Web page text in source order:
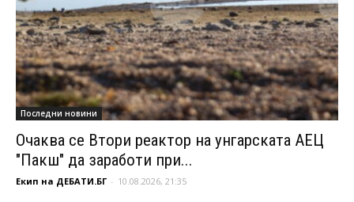
Последни новини
Очаква се Втори реактор на унгарската АЕЦ
"Пакш" да заработи при...
Екип на ДЕБАТИ.БГ - 10.08.2026, 21:35